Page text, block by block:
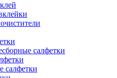
салфетки
салфетки